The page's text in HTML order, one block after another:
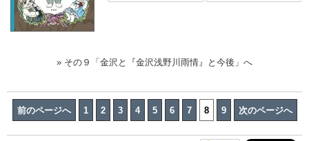
» その９「金沢と『金沢浅野川雨情』と今後」へ
前のページへ 1 2 3 4 5 6 7 8 9 次のページへ